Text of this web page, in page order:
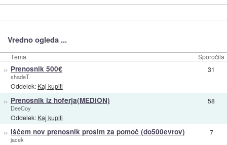
Vredno ogleda ...
Tema Sporočila
» Prenosnik 500€
shadeT
Oddelek: Kaj kupiti
31
» Prenosnik iz hoferja(MEDION)
DeeCoy
Oddelek: Kaj kupiti
58
» iščem nov prenosnik prosim za pomoč (do500evrov)
jacek
7